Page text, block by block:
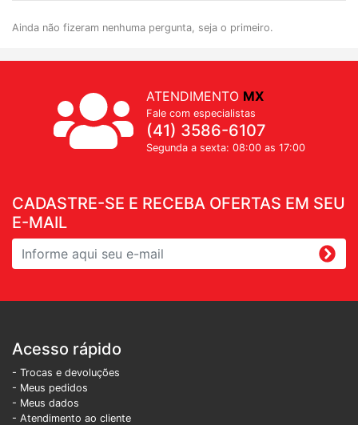
Ainda não fizeram nenhuma pergunta, seja o primeiro.
CADASTRE-SE E RECEBA OFERTAS EM SEU
E-MAIL
ATENDIMENTO MX
Fale com especialistas
(41) 3586-6107
Segunda a sexta: 08:00 as 17:00
Acesso rápido
- Trocas e devoluções
- Meus pedidos
- Meus dados
- Atendimento ao cliente